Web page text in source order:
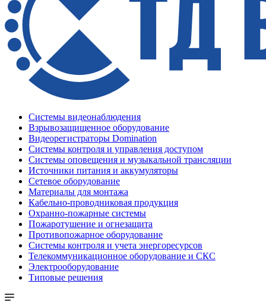
Системы видеонаблюдения
Взрывозащищенное оборудование
Видеорегистраторы Domination
Системы контроля и управления доступом
Системы оповещения и музыкальной трансляции
Источники питания и аккумуляторы
Сетевое оборудование
Материалы для монтажа
Кабельно-проводниковая продукция
Охранно-пожарные системы
Пожаротушение и огнезащита
Противопожарное оборудование
Системы контроля и учета энергоресурсов
Телекоммуникационное оборудование и СКС
Электрооборудование
Типовые решения